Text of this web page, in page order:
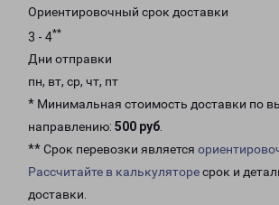
Ориентировочный срок доставки
3 - 4**
Дни отправки
пн, вт, ср, чт, пт
* Минимальная стоимость доставки по
направлению: 500 руб.
** Срок перевозки является
Рассчитайте в калькуляторесрок и
доставки.